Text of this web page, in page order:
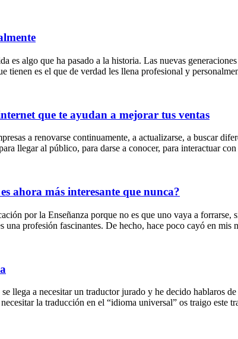
es algo que ha pasado a la historia. Las nuevas
tienen es el que de verdad les llena profesional y
que te ayudan a mejorar tus ventas
a renovarse continuamente, a actualizarse, a buscar
llegar al público, para darse a conocer, para interactuar
ahora más interesante que nunca?
por la Enseñanza porque no es que uno vaya a
una profesión fascinantes. De hecho, hace poco cayó en mis
llega a necesitar un traductor jurado y he decido hablaros
la traducción en el “idioma universal” os traigo este